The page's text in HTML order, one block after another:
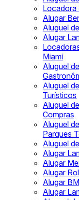
Locadora
Alugar
Aluguel
Alugar
Miami
Aluguel
Aluguel
Turísticos
Aluguel
Compras
Aluguel
Parques
Aluguel
Alugar
Alugar
Alugar
Alugar
Alugar